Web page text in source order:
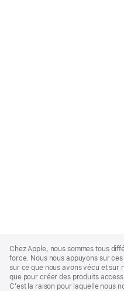
Footer
Chez Apple, nous sommes tous
force. Nous nous appuyons sur
sur ce que nous avons vécu et sur
que pour créer des produits
C’est la raison pour laquelle nous